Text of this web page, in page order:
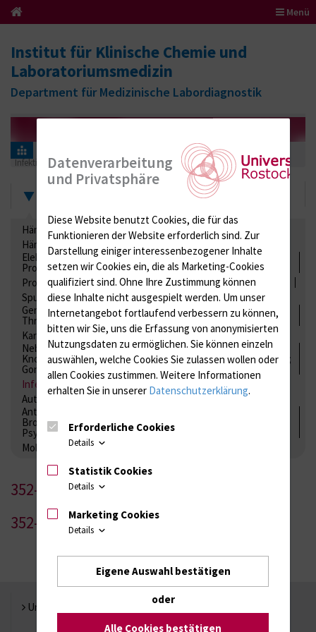
Menü
Institut für Klinische Chemie und
Laboratoriumsmedizin
Department für Medizinische Labordiagnostik
Ringversuchszertifikate
Infektionsserologie
352 (Eppstein-Barr-Virus) 2024
Zertifikate
Hämatologie / Anämie
Retikulozyten
Hämoglobinelektrophorese
Liquordiagnostik
Elektrolyte, Enzyme, Substrate, Metabolite, Blutalkohol,
Proteine
Proteine
Lipide / Lipoproteine Niere / Harnwege
Spurenelemente
Säuren-Basen-Status
Gerinnung / Gerinnungsaktivierung / Gerinnungsfaktoren /
Thrombozytenfunktion / Antikoagulation
Kardiale Marker
Tumormarker
Interleukine
Nebenniere / Niere; Nebenschilddrüse ( Ca-Stoffwechsel /
Knochen; Hypophyse / Wachstum; Gestroinaltrakt / Vitamine;
Gonaden / Zyklus / Sterilität
Infektionsserologie
Allergiediagnostik
Immunologie
Autoimmundiagnostik
Antibiotika, Zystostatika, Immunsuppressiva, Amaleptika,
Bronchospasmolytika, Antiepileptika, Kardiaka,
Psychpharmaka
Molekulare Diagnostik
352-1
352-2
Universität Rostock
Datenverarbeitung
und Privatsphäre
Diese Website benutzt Cookies, die für das
Funktionieren der Website erforderlich sind. Zur
Darstellung einiger interessenbezogener Inhalte
setzen wir Cookies ein, die als Marketing-Cookies
qualifiziert sind. Ohne Ihre Zustimmung können
diese Inhalte nicht ausgespielt werden. Um unser
Internetangebot fortlaufend verbessern zu können,
bitten wir Sie, uns die Erfassung von anonymisierten
Nutzungsdaten zu ermöglichen. Sie können einzeln
auswählen, welche Cookies Sie zulassen wollen oder
allen Cookies zustimmen. Weitere Informationen
erhalten Sie in unserer Datenschutzerklärung.
Erforderliche Cookies
Details
Statistik Cookies
Details
Marketing Cookies
Details
Eigene Auswahl bestätigen
oder
Alle Cookies bestätigen